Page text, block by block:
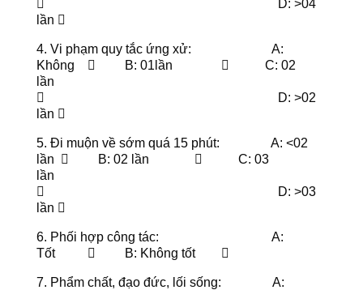
 D: >04
lần 
4. Vi phạm quy tắc ứng xử: A:
Không  B: 01lần  C: 02
lần
 D: >02
lần 
5. Đi muộn về sớm quá 15 phút: A: <02
lần  B: 02 lần  C: 03
lần
 D: >03
lần 
6. Phối hợp công tác: A:
Tốt  B: Không tốt 
7. Phẩm chất, đạo đức, lối sống: A: